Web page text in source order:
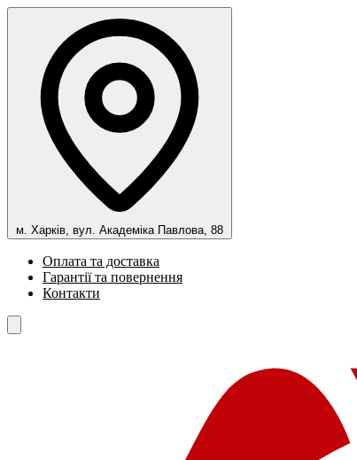
м. Харків, вул. Академіка Павлова, 88
Оплата та доставка
Гарантії та повернення
Контакти